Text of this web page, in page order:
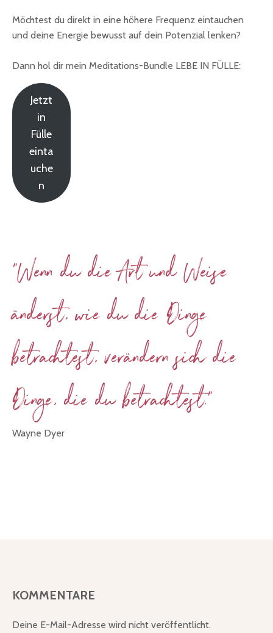
Möchtest du direkt in eine höhere Frequenz eintauchen
und deine Energie bewusst auf dein Potenzial lenken?
Dann hol dir mein Meditations-Bundle LEBE IN FÜLLE:
Jetzt
in
Fülle
einta
uche
n
"Wenn du die Art und Weise
änderst, wie du die Dinge
betrachtest, verändern sich die
Dinge, die du betrachtest."
Wayne Dyer
KOMMENTARE
Deine E-Mail-Adresse wird nicht veröffentlicht.